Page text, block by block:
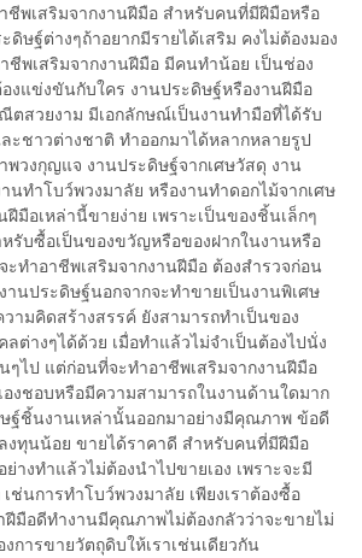
ชีพเสริมจากงานฝีมือ สำหรับคนที่มีฝีมือหรือ
ษฐ์ต่างๆถ้าอยากมีรายได้เสริม คงไม่ต้องมอง
ชีพเสริมจากงานฝีมือ มีคนทำน้อย เป็นช่อง
งแข่งขันกับใคร งานประดิษฐ์หรืองานฝีมือ
ตสวยงาม มีเอกลักษณ์เป็นงานทำมือที่ได้รับ
ะชาวต่างชาติ ทำออกมาได้หลากหลายรูป
พวงกุญแจ งานประดิษฐ์จากเศษวัสดุ งาน
นทำโบว์พวงมาลัย หรืองานทำดอกไม้จากเศษ
ฝีมือเหล่านี้ขายง่าย เพราะเป็นของชิ้นเล็กๆ
หรับซื้อเป็นของขวัญหรือของฝากในงานหรือ
ทำอาชีพเสริมจากงานฝีมือ ต้องสำรวจก่อน
านประดิษฐ์นอกจากจะทำขายเป็นงานพิเศษ
ามคิดสร้างสรรค์ ยังสามารถทำเป็นของ
ต่างๆได้ด้วย เมื่อทำแล้วไม่จำเป็นต้องไปนั่ง
ๆไป แต่ก่อนที่จะทำอาชีพเสริมจากงานฝีมือ
องชอบหรือมีความสามารถในงานด้านใดมาก
ฐ์ชิ้นงานเหล่านั้นออกมาอย่างมีคุณภาพ ข้อดี
งทุนน้อย ขายได้ราคาดี สำหรับคนที่มีฝีมือ
างทำแล้วไม่ต้องนำไปขายเอง เพราะจะมี
ช่นการทำโบว์พวงมาลัย เพียงเราต้องซื้อ
ฝีมือดีทำงานมีคุณภาพไม่ต้องกลัวว่าจะขายไม่
การขายวัตถุดิบให้เราเช่นเดียวกัน